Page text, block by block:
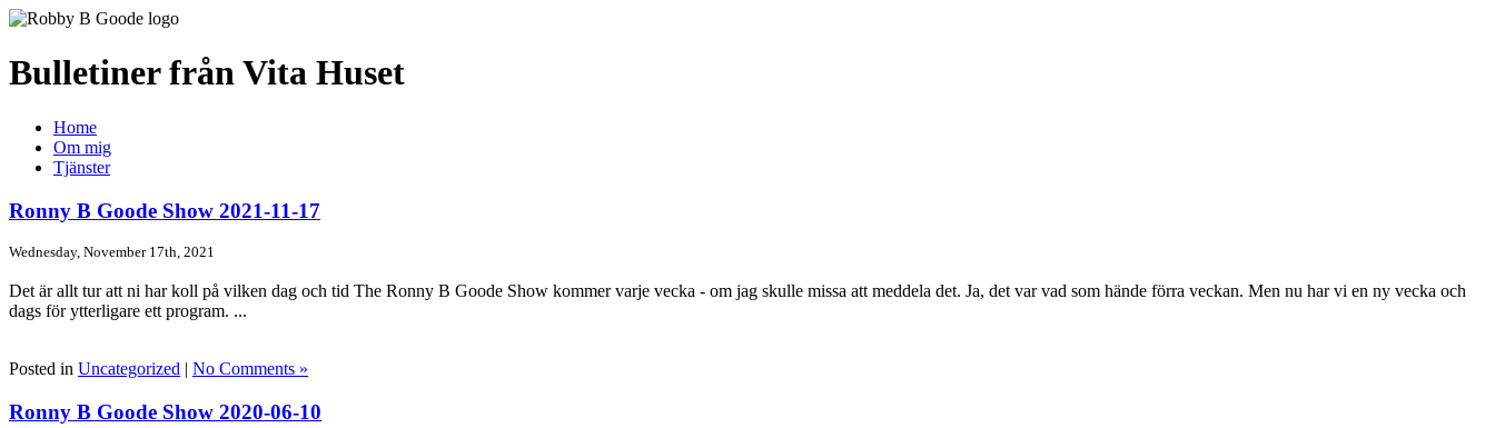
Bulletiner från Vita Huset
Home
Om mig
Tjänster
Ronny B Goode Show 2021-11-17
Wednesday, November 17th, 2021
Det är allt tur att ni har koll på vilken dag och tid The Ronny B Goode Show kommer varje vecka - om jag skulle missa att meddela det. Ja, det var vad som hände förra veckan. Men nu har vi en ny vecka och
dags för ytterligare ett program. ...
Posted in Uncategorized | No Comments »
Ronny B Goode Show 2020-06-10